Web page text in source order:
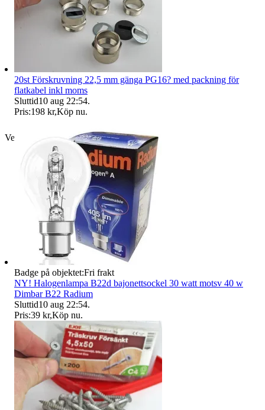
Verifierad
20st Förskruvning 22,5 mm gänga PG16? med packning för
flatkabel inkl moms
Sluttid10 aug 22:54.
Pris:198 kr,Köp nu.
Badge på objektet:Fri frakt
NY! Halogenlampa B22d bajonettsockel 30 watt motsv 40 w
Dimbar B22 Radium
Sluttid10 aug 22:54.
Pris:39 kr,Köp nu.